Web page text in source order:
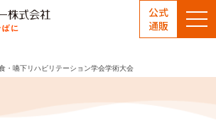
公式
通販
・嚥下リハビリテーション学会学術大会